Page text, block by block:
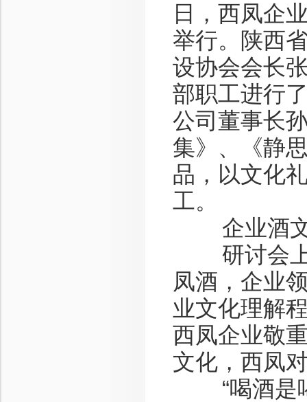
日，西凤企
举行。陕西
设协会会长
部职工进行
公司董事长
集》、《静
品，以文化
工。
企业酒文
研讨会上
凤酒，企业
业文化理解
西凤企业敬
文化，西凤
“喝酒是喝